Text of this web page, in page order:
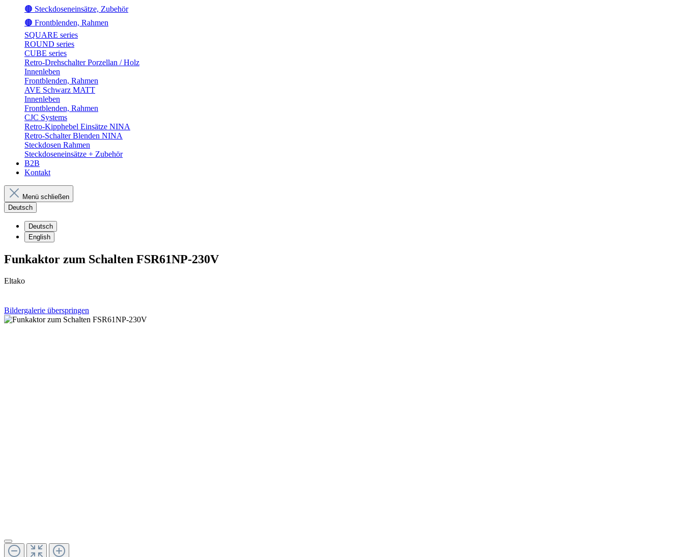
🟤 Steckdoseneinsätze, Zubehör
🟤 Frontblenden, Rahmen
SQUARE series
ROUND series
CUBE series
Retro-Drehschalter Porzellan / Holz
Innenleben
Frontblenden, Rahmen
AVE Schwarz MATT
Innenleben
Frontblenden, Rahmen
CJC Systems
Retro-Kipphebel Einsätze NINA
Retro-Schalter Blenden NINA
Steckdosen Rahmen
Steckdoseneinsätze + Zubehör
B2B
Kontakt
Menü schließen
Deutsch
Deutsch
English
Funkaktor zum Schalten FSR61NP-230V
Eltako
Bildergalerie überspringen